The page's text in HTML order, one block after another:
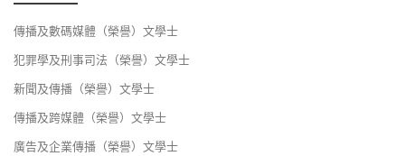
傳播及數碼媒體（榮譽）文學士
犯罪學及刑事司法（榮譽）文學士
新聞及傳播（榮譽）文學士
傳播及跨媒體（榮譽）文學士
廣告及企業傳播（榮譽）文學士